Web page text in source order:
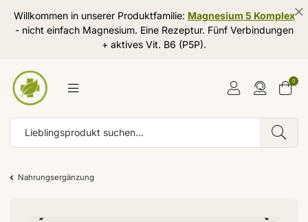
Willkommen in unserer Produktfamilie: Magnesium 5 Komplex
- nicht einfach Magnesium. Eine Rezeptur. Fünf Verbindungen
+ aktives Vit. B6 (P5P).
0
Nahrungsergänzung